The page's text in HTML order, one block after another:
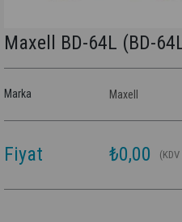
Maxell BD-64L (BD-
Marka Maxell
Fiyat ₺0,00